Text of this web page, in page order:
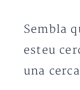
Sembla
esteu
una